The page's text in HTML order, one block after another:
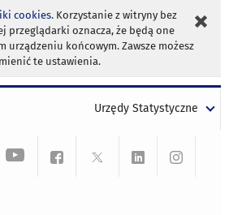
cookies. Korzystanie z witryny bez
przeglądarki oznacza, że będą one
urządzeniu końcowym. Zawsze możesz
te ustawienia.
Urzędy Statystyczne